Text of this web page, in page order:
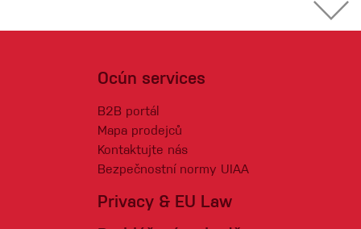
Ocún services
B2B portál
Mapa prodejců
Kontaktujte nás
Bezpečnostní normy UIAA
Privacy & EU Law